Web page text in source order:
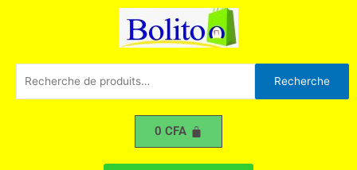
pour :
Recherche
0CFA
du
plus
récent
au
ancien